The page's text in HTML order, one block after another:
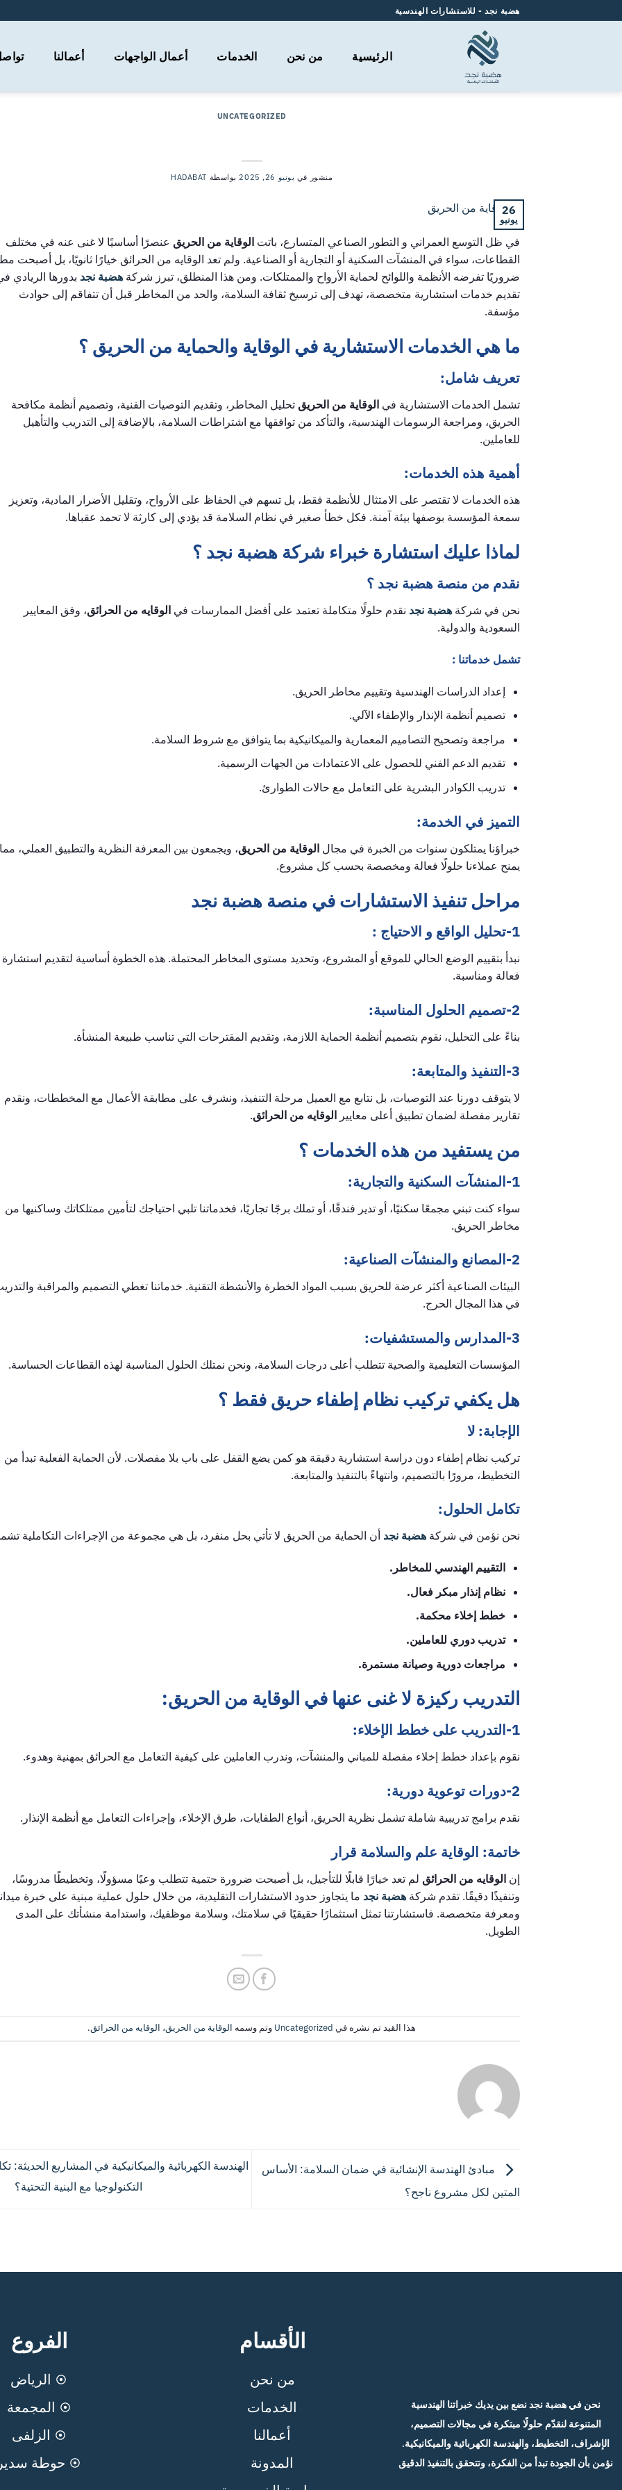
هضبة نجد - للاستشارات الهندسية
الرئيسية من نحن الخدمات أعمال الواجهات أعمالنا
UNCATEGORIZED
منشور في يونيو 26, 2025 بواسطة HADABAT
26
يونيو
في ظل التوسع العمراني و التطور الصناعي المتسارع، باتت الوقاية من الحريق عنصرًا أساسيًا لا غنى عنه في مختلف
القطاعات، سواء في المنشآت السكنية أو التجارية أو الصناعية. ولم تعد الوقايه من الحرائق خيارًا ثانويًا، بل أصبحت
ضروريًا تفرضه الأنظمة واللوائح لحماية الأرواح والممتلكات. ومن هذا المنطلق، تبرز شركة هضبة نجد بدورها الريادي
تقديم خدمات استشارية متخصصة، تهدف إلى ترسيخ ثقافة السلامة، والحد من المخاطر قبل أن تتفاقم إلى حوادث
مؤسفة.
ما هي الخدمات الاستشارية في الوقاية والحماية من الحريق ؟
تعريف شامل:
تشمل الخدمات الاستشارية في الوقاية من الحريق تحليل المخاطر، وتقديم التوصيات الفنية، وتصميم أنظمة مكافحة
الحريق، ومراجعة الرسومات الهندسية، والتأكد من توافقها مع اشتراطات السلامة، بالإضافة إلى التدريب والتأهيل
للعاملين.
أهمية هذه الخدمات:
هذه الخدمات لا تقتصر على الامتثال للأنظمة فقط، بل تسهم في الحفاظ على الأرواح، وتقليل الأضرار المادية، وتعزيز
سمعة المؤسسة بوصفها بيئة آمنة. فكل خطأ صغير في نظام السلامة قد يؤدي إلى كارثة لا تحمد عقباها.
لماذا عليك استشارة خبراء شركة هضبة نجد ؟
نقدم من منصة هضبة نجد ؟
نحن في شركة هضبة نجد نقدم حلولًا متكاملة تعتمد على أفضل الممارسات في الوقايه من الحرائق، وفق المعايير
السعودية والدولية.
تشمل خدماتنا :
إعداد الدراسات الهندسية وتقييم مخاطر الحريق.
تصميم أنظمة الإنذار والإطفاء الآلي.
مراجعة وتصحيح التصاميم المعمارية والميكانيكية بما يتوافق مع شروط السلامة.
تقديم الدعم الفني للحصول على الاعتمادات من الجهات الرسمية.
تدريب الكوادر البشرية على التعامل مع حالات الطوارئ.
التميز في الخدمة:
خبراؤنا يمتلكون سنوات من الخبرة في مجال الوقاية من الحريق، ويجمعون بين المعرفة النظرية والتطبيق العملي، مما
يمنح عملاءنا حلولًا فعالة ومخصصة بحسب كل مشروع.
مراحل تنفيذ الاستشارات في منصة هضبة نجد
1-تحليل الواقع و الاحتياج :
نبدأ بتقييم الوضع الحالي للموقع أو المشروع، وتحديد مستوى المخاطر المحتملة. هذه الخطوة أساسية لتقديم استشارة
فعالة ومناسبة.
2-تصميم الحلول المناسبة:
بناءً على التحليل، نقوم بتصميم أنظمة الحماية اللازمة، وتقديم المقترحات التي تناسب طبيعة المنشأة.
3-التنفيذ والمتابعة:
لا يتوقف دورنا عند التوصيات، بل نتابع مع العميل مرحلة التنفيذ، ونشرف على مطابقة الأعمال مع المخططات، ونقدم
تقارير مفصلة لضمان تطبيق أعلى معايير الوقايه من الحرائق.
من يستفيد من هذه الخدمات ؟
1-المنشآت السكنية والتجارية:
سواء كنت تبني مجمعًا سكنيًا، أو تدير فندقًا، أو تملك برجًا تجاريًا، فخدماتنا تلبي احتياجك لتأمين ممتلكاتك وساكنيها من
مخاطر الحريق.
2-المصانع والمنشآت الصناعية:
البيئات الصناعية أكثر عرضة للحريق بسبب المواد الخطرة والأنشطة التقنية. خدماتنا تغطي التصميم والمراقبة
في هذا المجال الحرج.
3-المدارس والمستشفيات:
المؤسسات التعليمية والصحية تتطلب أعلى درجات السلامة، ونحن نمتلك الحلول المناسبة لهذه القطاعات الحساسة.
هل يكفي تركيب نظام إطفاء حريق فقط ؟
الإجابة: لا
تركيب نظام إطفاء دون دراسة استشارية دقيقة هو كمن يضع القفل على باب بلا مفصلات. لأن الحماية الفعلية تبدأ من
التخطيط، مرورًا بالتصميم، وانتهاءً بالتنفيذ والمتابعة.
تكامل الحلول:
نحن نؤمن في شركة هضبة نجد أن الحماية من الحريق لا تأتي بحل منفرد، بل هي مجموعة من الإجراءات التكاملية
التقييم الهندسي للمخاطر.
نظام إنذار مبكر فعال.
خطط إخلاء محكمة.
تدريب دوري للعاملين.
مراجعات دورية وصيانة مستمرة.
التدريب ركيزة لا غنى عنها في الوقاية من الحريق:
1-التدريب على خطط الإخلاء:
نقوم بإعداد خطط إخلاء مفصلة للمباني والمنشآت، وندرب العاملين على كيفية التعامل مع الحرائق بمهنية وهدوء.
2-دورات توعوية دورية:
نقدم برامج تدريبية شاملة تشمل نظرية الحريق، أنواع الطفايات، طرق الإخلاء، وإجراءات التعامل مع أنظمة الإنذار.
خاتمة: الوقاية علم والسلامة قرار
إن الوقايه من الحرائق لم تعد خيارًا قابلًا للتأجيل، بل أصبحت ضرورة حتمية تتطلب وعيًا مسؤولًا، وتخطيطًا مدروسًا،
وتنفيذًا دقيقًا. تقدم شركة هضبة نجد ما يتجاوز حدود الاستشارات التقليدية، من خلال حلول عملية مبنية على خبرة
ومعرفة متخصصة. فاستشارتنا تمثل استثمارًا حقيقيًا في سلامتك، وسلامة موظفيك، واستدامة منشأتك على المدى
الطويل.
هذا القيد تم نشره في Uncategorized وتم وسمه الوقاية من الحريق، الوقايه من الحرائق.
مبادئ الهندسة الإنشائية في ضمان السلامة: الأساس
المتين لكل مشروع ناجح؟
الهندسة الكهربائية والميكانيكية في المشاريع الحديثة:
التكنولوجيا مع البنية التحتية؟
نحن في هضبة نجد نضع بين يديك خبراتنا الهندسية
المتنوعة لنقدّم حلولًا مبتكرة في مجالات التصميم،
الإشراف، التخطيط، والهندسة الكهربائية والميكانيكية.
نؤمن بأن الجودة تبدأ من الفكرة، وتتحقق بالتنفيذ الدقيق
الأقسام
من نحن
الخدمات
أعمالنا
المدونة
الفروع
الرياض
المجمعة
الزلفى
حوطة